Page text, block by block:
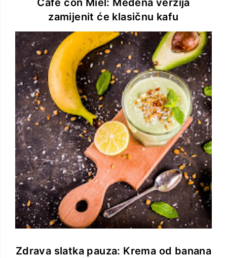
Café con Miel: Medena verzija
zamijenit će klasičnu kafu
Zdrava slatka pauza: Krema od banana